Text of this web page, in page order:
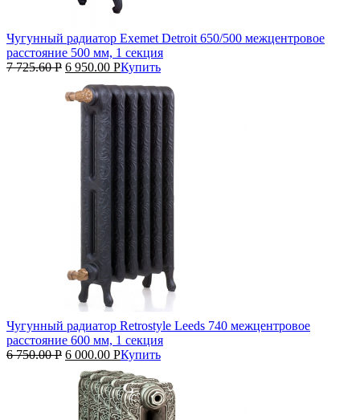
Чугунный радиатор Exemet Detroit 650/500 межцентровое
расстояние 500 мм, 1 секция
7 725.60Р 6 950.00 РКупить
Чугунный радиатор Retrostyle Leeds 740 межцентровое
расстояние 600 мм, 1 секция
6 750.00Р 6 000.00 РКупить